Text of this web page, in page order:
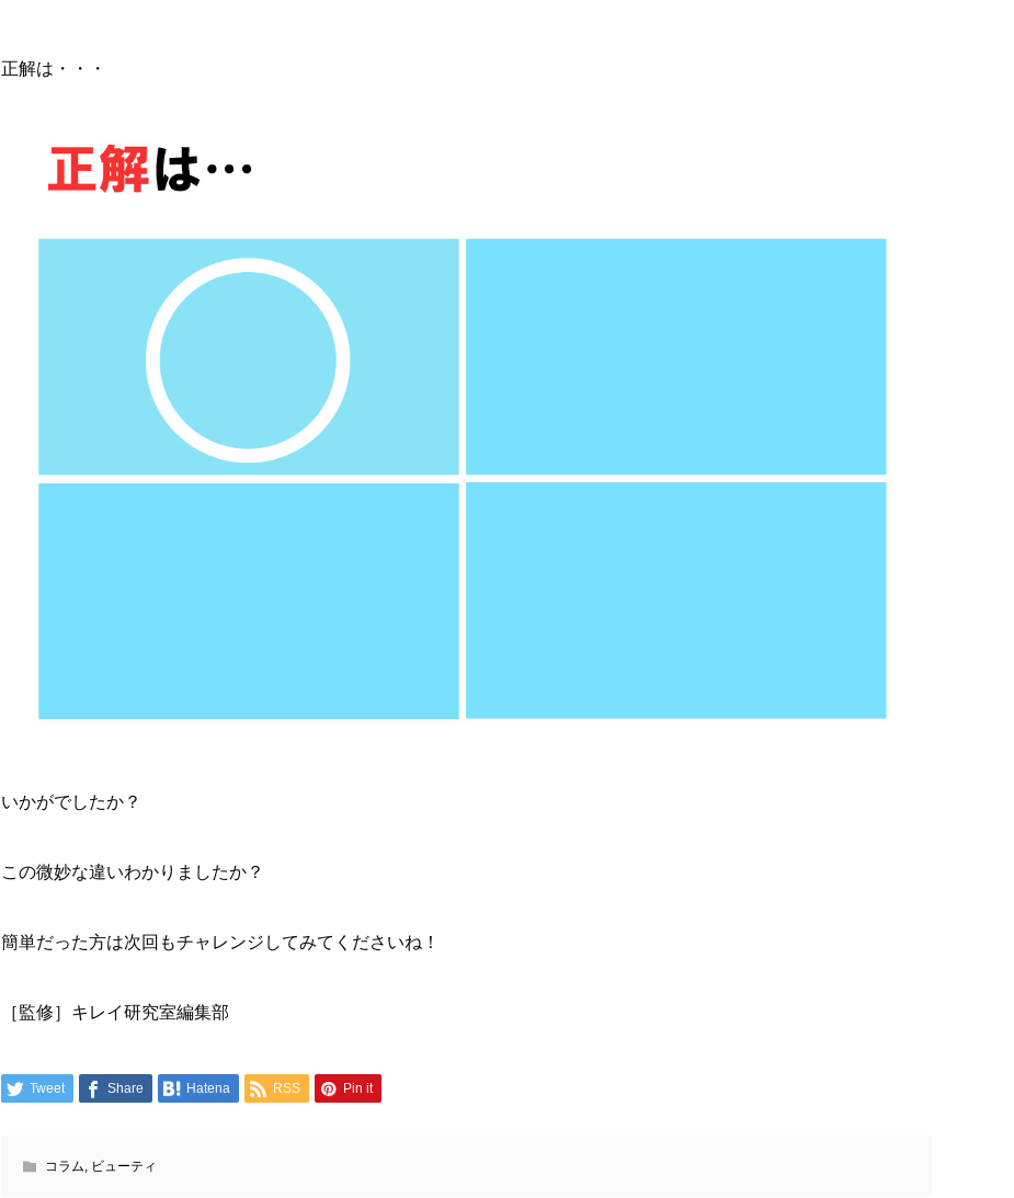
正解は・・・
いかがでしたか？
この微妙な違いわかりましたか？
簡単だった方は次回もチャレンジしてみてくださいね！
［監修］キレイ研究室編集部
Tweet Share Hatena RSS Pin it
コラム, ビューティ